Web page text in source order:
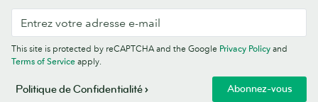
Abonnez-vous
This site is protected by reCAPTCHA and the Google Privacy Policy and
Terms of Service apply.
Politique de Confidentialité
Conditions générales Politique de Confidentialité
Polices
Sitemap
© MOO Print Limited, LABS Triangle, Stables Market, Chalk Farm Road,
London NW1 8AB. 5121723